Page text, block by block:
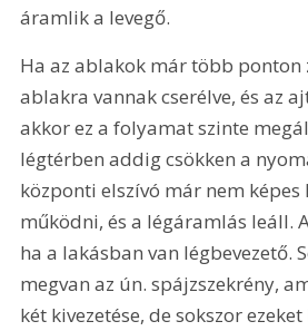
áramlik a levegő.
Ha az ablakok már több
ablakra vannak cserélve, és az
akkor ez a folyamat szinte
légtérben addig csökken a
központi elszívó már nem képes
működni, és a légáramlás leáll.
ha a lakásban van légbevezető.
megvan az ún. spájzszekrény,
két kivezetése, de sokszor